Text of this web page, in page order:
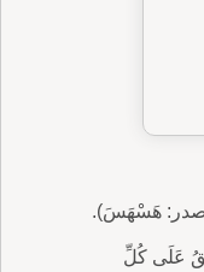
هَسْهَسَ).
عَلَى كُلِّ